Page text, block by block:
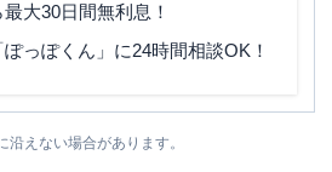
大30日間無利息！
っぽくん」に24時間相談OK！
えない場合があります。